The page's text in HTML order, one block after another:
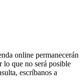
online permanecerán
lo que no será posible
escríbanos a